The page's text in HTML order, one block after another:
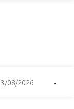
08/2026